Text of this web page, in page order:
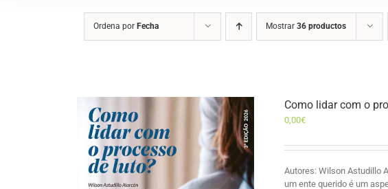
Ordena por Fecha Mostrar 36 productos
Como lidar com o
0,00€
Autores: Wilson Astudillo
um ente querido é um